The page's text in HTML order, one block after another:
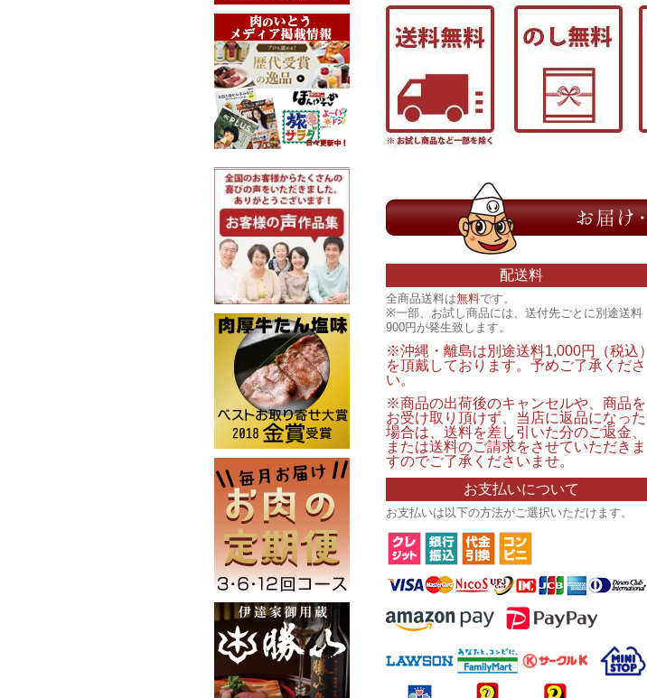
配送料
全商品送料は無料です。
※一部、お試し商品には、送付先ごとに別途送料
900円が発生致します。
※沖縄・離島は別途送料1,000円（税込）
を頂戴しております。予めご了承くださ
い。
※商品の出荷後のキャンセルや、商品を
お受け取り頂けず、当店に返品になった
場合は、送料を差し引いた分のご返金、
または送料のご請求をさせていただきま
すのでご了承くださいませ。
お支払いについて
お支払いは以下の方法がご選択いただけます。